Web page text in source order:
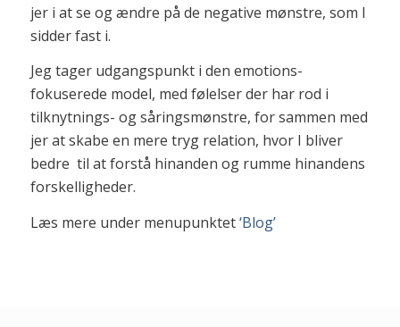
jer i at se og ændre på de negative mønstre, som I
sidder fast i.
Jeg tager udgangspunkt i den emotions-
fokuserede model, med følelser der har rod i
tilknytnings- og såringsmønstre, for sammen med
jer at skabe en mere tryg relation, hvor I bliver
bedre til at forstå hinanden og rumme hinandens
forskelligheder.
Læs mere under menupunktet‘Blog’